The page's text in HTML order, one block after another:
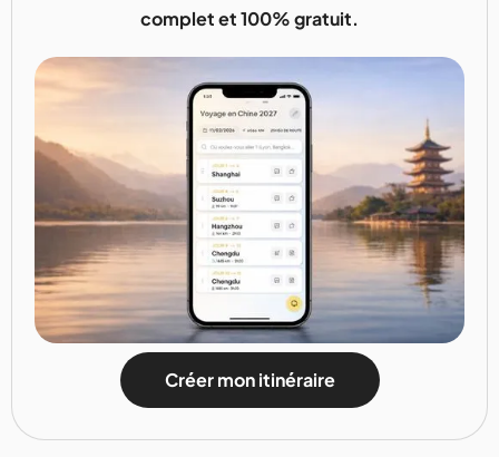
complet et 100% gratuit.
Créer mon itinéraire